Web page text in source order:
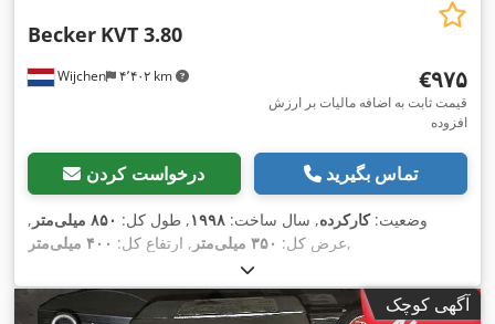
Wijchen ۴٬۴۰۲ km
Becker KVT 3.80
‎€۹۷۵
قیمت ثابت به اضافه مالیات بر ارزش
افزوده
درخواست کردن تماس بگیرید
وضعیت:کارکرده, سال ساخت: ۱۹۹۸, طول کل: ۸۵۰ میلی‌متر
,
عرض کل: ۳۵۰ میلی‌متر , ارتفاع کل: ۴۰۰ میلی‌متر ,
آگهی کوچک